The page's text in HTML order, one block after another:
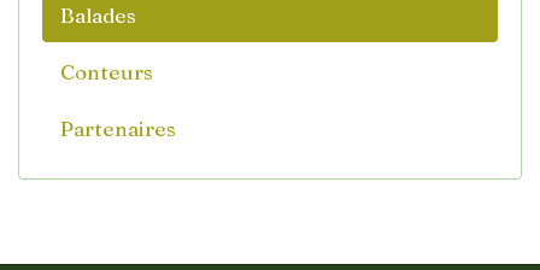
Balades
Conteurs
Partenaires